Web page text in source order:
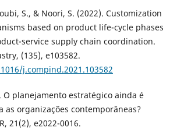
S., & Noori, S. (2022). Customization
based on product life-cycle phases
service supply chain coordination.
(135), e103582.
j.compind.2021.103582
O planejamento estratégico ainda é
as organizações contemporâneas?
21(2), e2022-0016.